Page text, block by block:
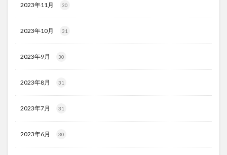
2023年11月 30
2023年10月 31
2023年9月 30
2023年8月 31
2023年7月 31
2023年6月 30